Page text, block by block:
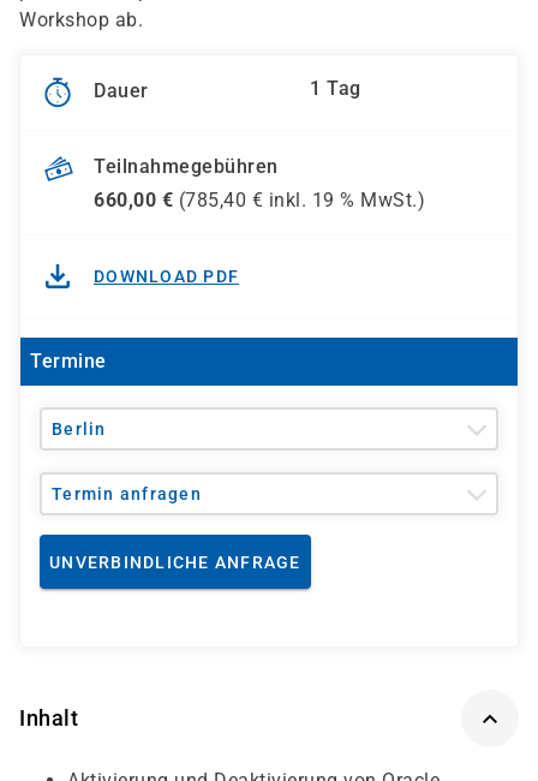
Workshop ab.
Dauer 1 Tag
Teilnahmegebühren
660,00 € (785,40 € inkl. 19 % MwSt.)
DOWNLOAD PDF
Termine
Berlin
Termin anfragen
UNVERBINDLICHE ANFRAGE
Inhalt